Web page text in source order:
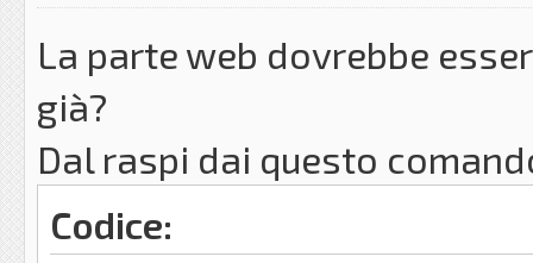
La parte web dovrebbe
già?
Dal raspi dai questo
Codice: